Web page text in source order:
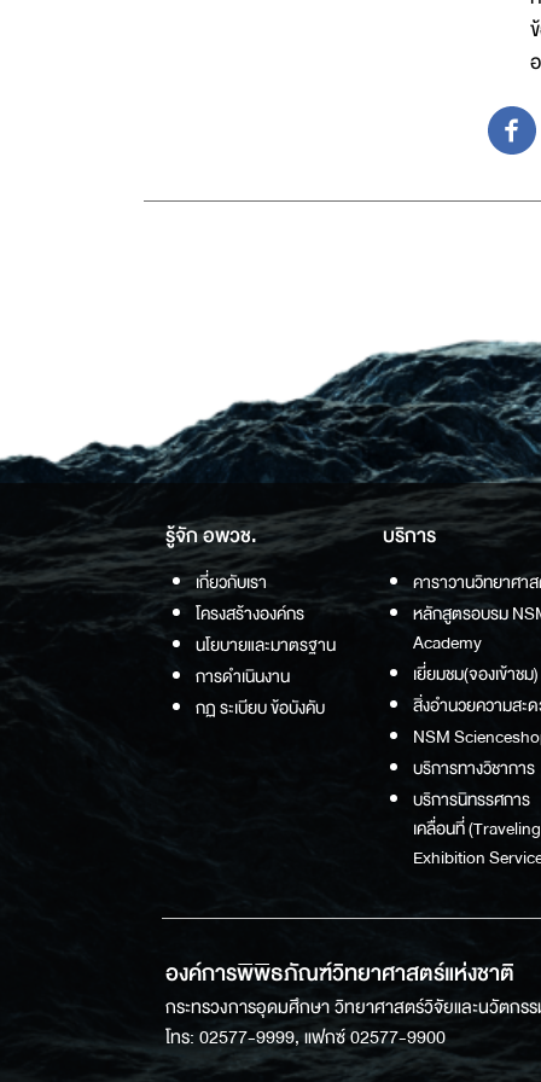
รู้จัก อพวช.
เกี่ยวกับเรา
โครงสร้างองค์กร
นโยบายและมาตรฐาน
การดำเนินงาน
กฏ ระเบียบ ข้อบังคับ
บริการ
คาราวานวิทยาศา
หลักสูตรอบรม
Academy
เยี่ยมชม(จองเข้าชม)
สิ่งอำนวยความสะ
NSM
บริการทางวิชาการ
บริการนิทรรศการ
เคลื่อนที่ (Traveling
Exhibition
องค์การพิพิธภัณฑ์วิทยาศาสตร์แห่งชาติ
กระทรวงการอุดมศึกษา วิทยาศาสตร์วิจัยและนวัตก
โทร: 02577-9999, แฟกซ์ 02577-9900